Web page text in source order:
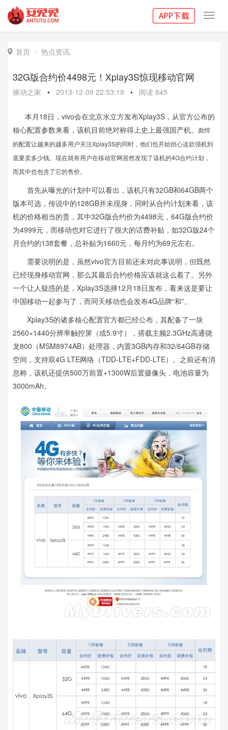
 首页 热点资讯
32G版合约价4498元！Xplay3S惊现移动官网
驱动之家 • 2013-12-09 22:53:19 • 阅读 845
本月18日，vivo会在北京水立方发布Xplay3S，从官方公布的
核心配置参数来看，该机目前绝对称得上史上最强国产机。 彪悍
的配置让越来的越多用户关注Xplay3S的同时，他们也开始担心这款强机到
底要卖多少钱。现在就有用户在移动官网居然发现了该机的4G合约计划，
而其中也包含了它的售价。
首先从曝光的计划中可以看出，该机只有32GB和64GB两个
版本可选，传说中的128GB并未现身，同时从合约计划来看，该
机的价格相当的贵，其中32G版合约价为4498元，64G版合约价
为4999元，而移动也对它进行了很大的话费补贴，如32G版24个
月合约的138套餐，总补贴为1660元，每月约为69元左右。
需要说明的是，虽然vivo官方目前还未对此事说明，但既然
已经现身移动官网，那么其最后合约价格应该就这么着了。另外
一个让人疑惑的是，Xplay3S选择12月18日发布，看来这是要让
中国移动一起参与了，而同天移动也会发布4G品牌“和”。
Xplay3S的诸多核心配置官方都已经公布，其配备了一块
2560×1440分辨率触控屏（或5.9寸），搭载主频2.3GHz高通骁
龙800（MSM8974AB）处理器，内置3GB内存和32/64GB存储
空间，支持双4G LTE网络（TDD-LTE+FDD-LTE）。之前还有消
息称，该机还提供500万前置+1300W后置摄像头，电池容量为
3000mAh。